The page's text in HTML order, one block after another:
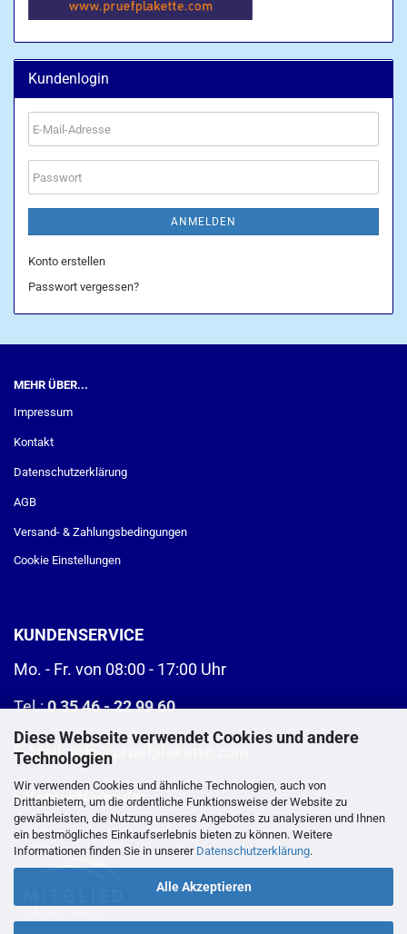
Diese Webseite verwendet Cookies und andere
Technologien
Wir verwenden Cookies und ähnliche Technologien, auch von
Drittanbietern, um die ordentliche Funktionsweise der Website zu
gewährleisten, die Nutzung unseres Angebotes zu analysieren und Ihnen
ein bestmögliches Einkaufserlebnis bieten zu können. Weitere
Informationen finden Sie in unserer Datenschutzerklärung.
Alle Akzeptieren
Kundenlogin
E-
Mail-
Adresse
Passwort
ANMELDEN
Konto erstellen
Passwort vergessen?
MEHR ÜBER...
Impressum
Kontakt
Datenschutzerklärung
AGB
Versand- & Zahlungsbedingungen
Cookie Einstellungen
KUNDENSERVICE
Mo. - Fr. von 08:00 - 17:00 Uhr
Tel.:0 35 46 - 22 99 60
E-Mail:info@pruefplakette.com
>Kontaktformular